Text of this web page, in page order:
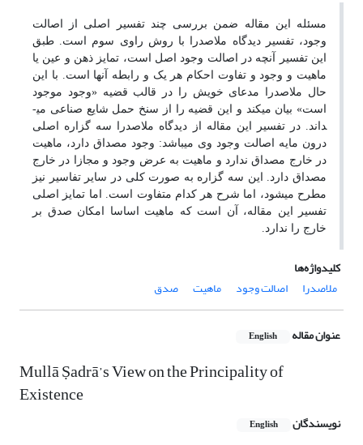
مسئله این مقاله ضمن بررسی چند تفسیر اصلی از اصالت
وجود، تفسیر دیدگاه ملاصدرا با روش راوی سوم است. طبق
این تفسیر آنچه در اصالت وجود اصل است، تمایز ذهن و عین یا
ماهیت و وجود و تفاوت احکام هر یک و رابطه آن­ها است. با این
حال ملاصدرا مدعای خویش را در قالب قضیه «وجود موجود
است» بیان می­کند و این قضیه را از سنخ حمل شایع صناعی می­
داند. در تفسیر این مقاله از دیدگاه ملاصدرا سه گزاره اصلی
درون مایه اصالت وجود وی می­باشد: وجود مصداق دارد، ماهیت
در خارج مصداق ندارد و ماهیت به عرض وجود و مجازا در خارج
مصداق دارد. این سه گزاره به صورت کلی در سایر تفاسیر نیز
مطرح می­شود، اما شرح هر کدام متفاوت است. اما تمایز اصلی
تفسیر این مقاله، آن است که ماهیت اساسا امکان صدق بر
خارج را ندارد.
کلیدواژه‌ها
ملاصدرا
اصالت وجود ماهیت صدق
عنوان مقاله English
Mullā Ṣadrā’s View on the Principality of
Existence
نویسندگان English